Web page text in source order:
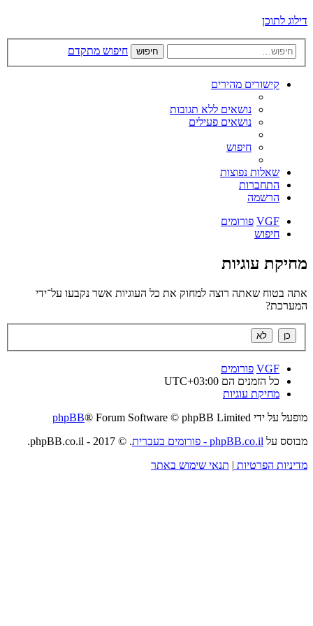
דילוג לתוכן
חיפוש חיפוש מתקדם
קישורים מהירים
נושאים ללא תגובות
נושאים פעילים
חיפוש
שאלות נפוצות
התחברות
הרשמה
VGF פורומים
חיפוש
מחיקת עוגיות
אתה בטוח שאתה רוצה למחוק את כל העוגיות אשר נקבעו על־ידי
המערכת?
VGF פורומים
כל הזמנים הם UTC+03:00
מחיקת עוגיות
מופעל על ידי
phpBB® Forum Software © phpBB Limited
מבוסס על phpBB.co.il - פורומים בעברית
. © 2017 - phpBB.co.il.
מדיניות הפרטיות | תנאי שימוש באתר